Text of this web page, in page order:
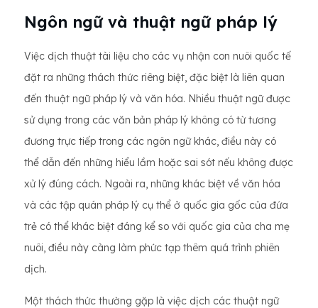
Ngôn ngữ và thuật ngữ pháp lý
Việc dịch thuật tài liệu cho các vụ nhận con nuôi quốc tế
đặt ra những thách thức riêng biệt, đặc biệt là liên quan
đến thuật ngữ pháp lý và văn hóa. Nhiều thuật ngữ được
sử dụng trong các văn bản pháp lý không có từ tương
đương trực tiếp trong các ngôn ngữ khác, điều này có
thể dẫn đến những hiểu lầm hoặc sai sót nếu không được
xử lý đúng cách. Ngoài ra, những khác biệt về văn hóa
và các tập quán pháp lý cụ thể ở quốc gia gốc của đứa
trẻ có thể khác biệt đáng kể so với quốc gia của cha mẹ
nuôi, điều này càng làm phức tạp thêm quá trình phiên
dịch.
Một thách thức thường gặp là việc dịch các thuật ngữ